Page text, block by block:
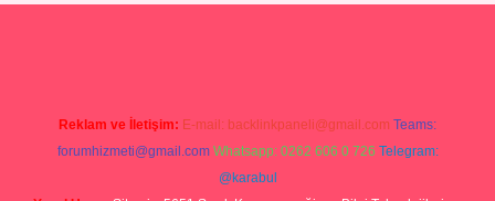
Reklam ve İletişim: E-mail: backlinkpaneli@gmail.com Teams:
forumhizmeti@gmail.com Whatsapp: 0262 606 0 726 Telegram:
@karabul